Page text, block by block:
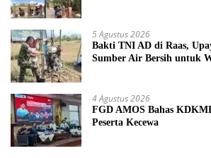
5 Agustus 2026
Bakti TNI AD di Raas,
Sumber Air Bersih untuk
4 Agustus 2026
FGD AMOS Bahas
Peserta Kecewa